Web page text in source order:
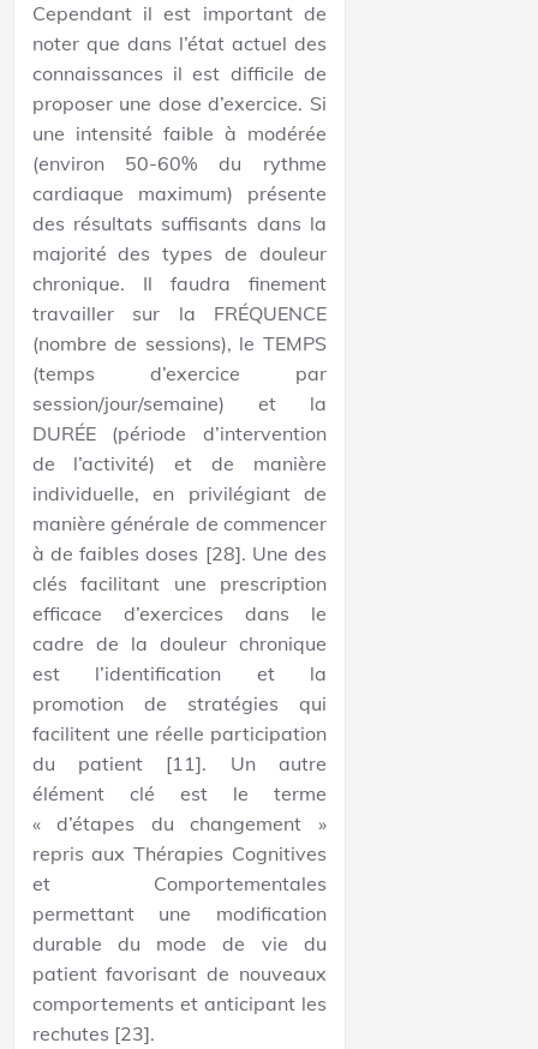
Cependant il est important de
noter que dans l’état actuel des
connaissances il est difficile de
proposer une dose d’exercice. Si
une intensité faible à modérée
(environ 50-60% du rythme
cardiaque maximum) présente
des résultats suffisants dans la
majorité des types de douleur
chronique. Il faudra finement
travailler sur la FRÉQUENCE
(nombre de sessions), le TEMPS
(temps d’exercice par
session/jour/semaine) et la
DURÉE (période d’intervention
de l’activité) et de manière
individuelle, en privilégiant de
manière générale de commencer
à de faibles doses [28]. Une des
clés facilitant une prescription
efficace d’exercices dans le
cadre de la douleur chronique
est l’identification et la
promotion de stratégies qui
facilitent une réelle participation
du patient [11]. Un autre
élément clé est le terme
« d’étapes du changement »
repris aux Thérapies Cognitives
et Comportementales
permettant une modification
durable du mode de vie du
patient favorisant de nouveaux
comportements et anticipant les
rechutes [23].